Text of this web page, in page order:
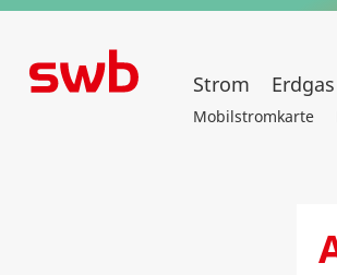
Strom Erdgas
Mobilstromkarte